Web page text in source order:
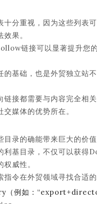
十分重视，因为这些列表
果。
链接可以显著提升您
的基础，也是外贸独立站
链接都需要与内容完全相关
媒体的优势所在。
录的确能带来巨大的价值
利基目录，不仅可以获得
威性。
指令在外贸领域寻找合适的
例如：